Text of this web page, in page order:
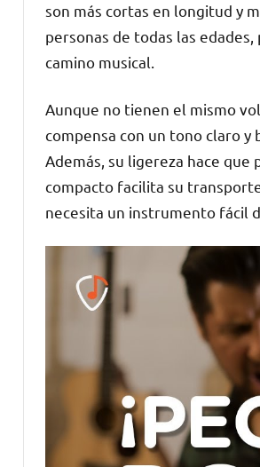
son más cortas en longitud y
personas de todas las
camino musical.
Aunque no tienen el mismo
compensa con un tono claro
Además, su ligereza hace
compacto facilita su
necesita un instrumento fácil